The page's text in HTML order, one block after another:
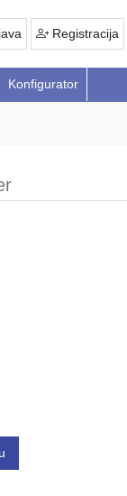
Registracija
Konfigurator